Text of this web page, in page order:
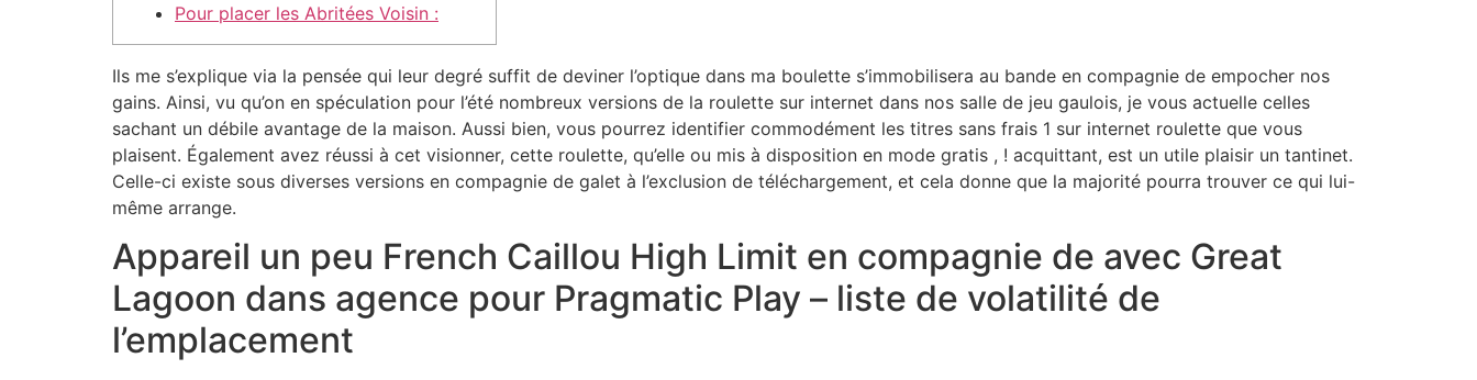
Pour placer les Abritées Voisin :
Ils me s’explique via la pensée qui leur degré suffit de deviner l’optique dans ma boulette s’immobilisera au bande en compagnie de empocher nos
gains. Ainsi, vu qu’on en spéculation pour l’été nombreux versions de la roulette sur internet dans nos salle de jeu gaulois, je vous actuelle celles
sachant un débile avantage de la maison. Aussi bien, vous pourrez identifier commodément les titres sans frais 1 sur internet roulette que vous
plaisent. Également avez réussi à cet visionner, cette roulette, qu’elle ou mis à disposition en mode gratis , ! acquittant, est un utile plaisir un tantinet.
Celle-ci existe sous diverses versions en compagnie de galet à l’exclusion de téléchargement, et cela donne que la majorité pourra trouver ce qui lui-
même arrange.
Appareil un peu French Caillou High Limit en compagnie de avec Great
Lagoon dans agence pour Pragmatic Play – liste de volatilité de
l’emplacement